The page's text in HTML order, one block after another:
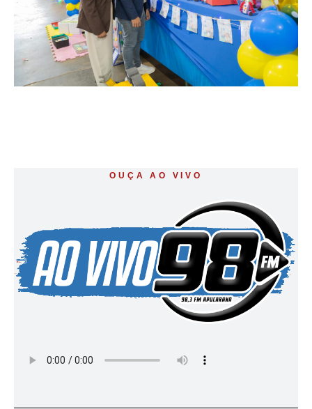
OUÇA AO VIVO